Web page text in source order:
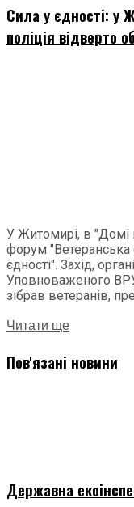
Сила у єдності: у
поліція відверто
У Житомирі, в "Домі
форум "Ветеранська
єдності". Захід,
Уповноваженого
зібрав ветеранів,
Читати ще
Пов'язані новини
Державна